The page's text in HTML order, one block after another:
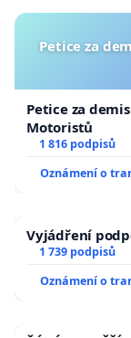
Petice za
Petice za
Motoristů
1 816 podpisů
Oznámení o
Vyjádření
1 739 podpisů
Oznámení o